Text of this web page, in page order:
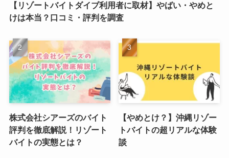
【リゾートバイトダイブ利用者に取材】やばい・やめと
けは本当？口コミ・評判を調査
株式会社シアーズのバイト
評判を徹底解説！リゾート
バイトの実態とは？
【やめとけ？】沖縄リゾー
トバイトの超リアルな体験
談